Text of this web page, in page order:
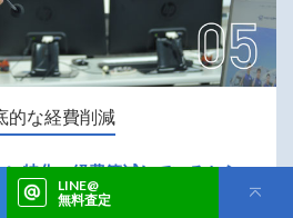
LINE@
無料査定
的な経費削減
特化。経費節減しているから
ものを販売する実店舗があります。プ